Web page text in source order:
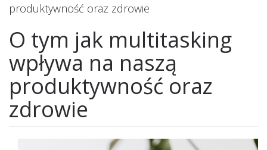
produktywność oraz zdrowie
O tym jak multitasking
wpływa na naszą
produktywność oraz
zdrowie